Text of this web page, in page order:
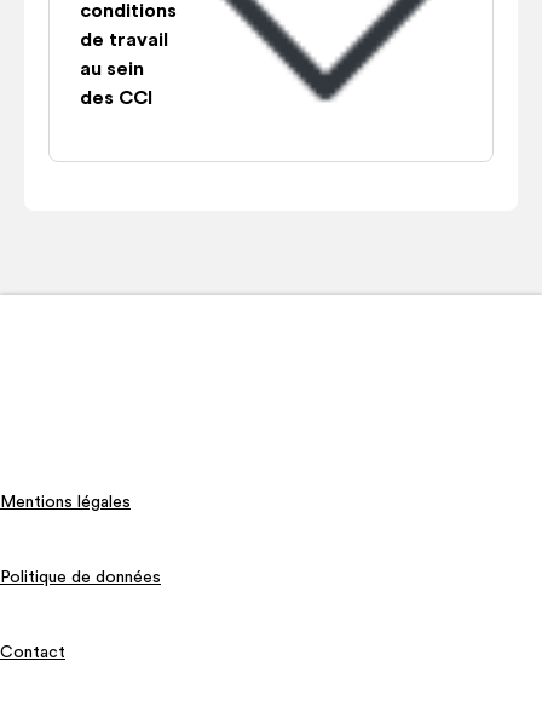
conditions
de travail
au sein
des CCI
Mentions légales
Politique de données
Contact